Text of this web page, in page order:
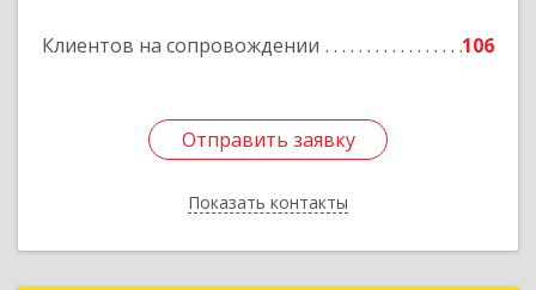
Клиентов на сопровождении 106
Отправить заявку
Показать контакты
Подробнее
Отправить заявку
Назад